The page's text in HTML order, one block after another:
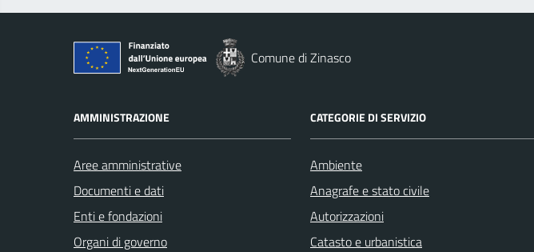
Comune di Zinasco
AMMINISTRAZIONE
Aree amministrative
Documenti e dati
Enti e fondazioni
Organi di governo
CATEGORIE DI SERVIZIO
Ambiente
Anagrafe e stato civile
Autorizzazioni
Catasto e urbanistica